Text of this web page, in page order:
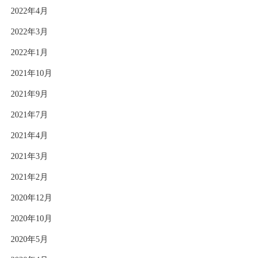
2022年4月
2022年3月
2022年1月
2021年10月
2021年9月
2021年7月
2021年4月
2021年3月
2021年2月
2020年12月
2020年10月
2020年5月